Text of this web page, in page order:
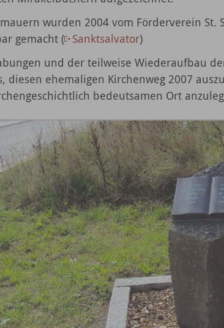
wurden 2004 vom Förderverein
gemacht ( Sanktsalvator)
und der teilweise Wiederaufbau
diesen ehemaligen Kirchenweg 2007
bedeutsamen Ort